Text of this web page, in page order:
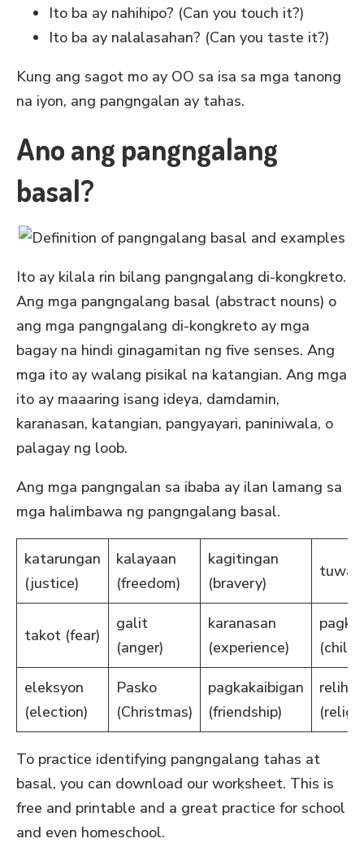
Ito ba ay nahihipo? (Can you touch it?)
Ito ba ay nalalasahan? (Can you taste it?)
Kung ang sagot mo ay OO sa isa sa mga tanong
na iyon, ang pangngalan ay tahas.
Ano ang pangngalang
basal?
Ito ay kilala rin bilang pangngalang di-kongkreto.
Ang mga pangngalang basal (abstract nouns) o
ang mga pangngalang di-kongkreto ay mga
bagay na hindi ginagamitan ng five senses. Ang
mga ito ay walang pisikal na katangian. Ang mga
ito ay maaaring isang ideya, damdamin,
karanasan, katangian, pangyayari, paniniwala, o
palagay ng loob.
Ang mga pangngalan sa ibaba ay ilan lamang sa
mga halimbawa ng pangngalang basal.
katarungan
(justice)
kalayaan
(freedom)
kagitingan
(bravery)
tuwa
takot (fear)
galit
(anger)
karanasan
(experience)
eleksyon
(election)
Pasko
(Christmas)
pagkakaibigan
(friendship)
To practice identifying pangngalang tahas at
basal, you can download our worksheet. This is
free and printable and a great practice for school
and even homeschool.